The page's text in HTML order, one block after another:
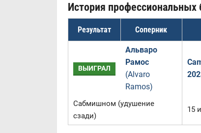
История профессиональных
Результат Соперник
ВЫИГРАЛ
Альваро
Рамос
(Alvaro
Ramos)
Сабмишном (удушение
сзади)
15